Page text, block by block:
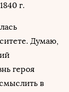
г.
Думаю,
героя
в